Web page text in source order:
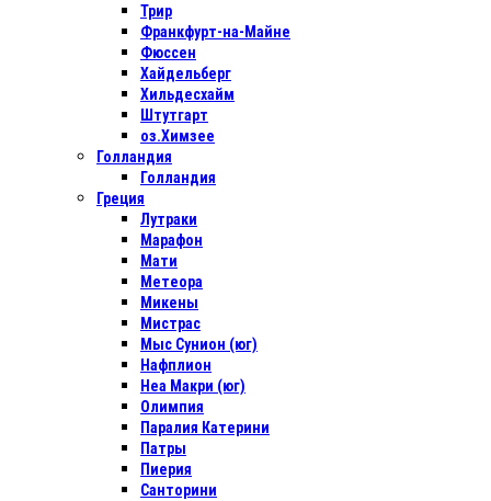
Трир
Франкфурт-на-Майне
Фюссен
Хайдельберг
Хильдесхайм
Штутгарт
оз.Химзее
Голландия
Голландия
Греция
Лутраки
Марафон
Мати
Метеора
Микены
Мистрас
Мыс Сунион (юг)
Нафплион
Неа Макри (юг)
Олимпия
Паралия Катерини
Патры
Пиерия
Санторини